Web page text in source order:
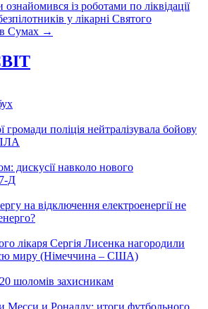
із роботами по ліквідації
у лікарні Святого
Сумах →
громади поліція нейтралізувала бойову
дискусії навколо нового
Д
на відключення електроенергії не
лікаря Сергія Лисенка нагородили
миру (Німеччина – США)
шоломів захисникам